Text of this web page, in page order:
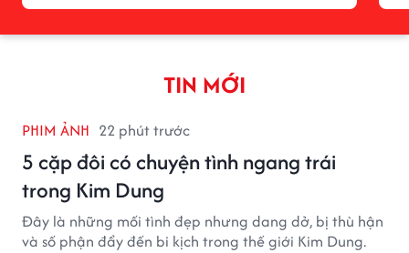
TIN MỚI
PHIM ẢNH 22 phút trước
5 cặp đôi có chuyện tình ngang trái
trong Kim Dung
Đây là những mối tình đẹp nhưng dang dở, bị thù hận
và số phận đẩy đến bi kịch trong thế giới Kim Dung.